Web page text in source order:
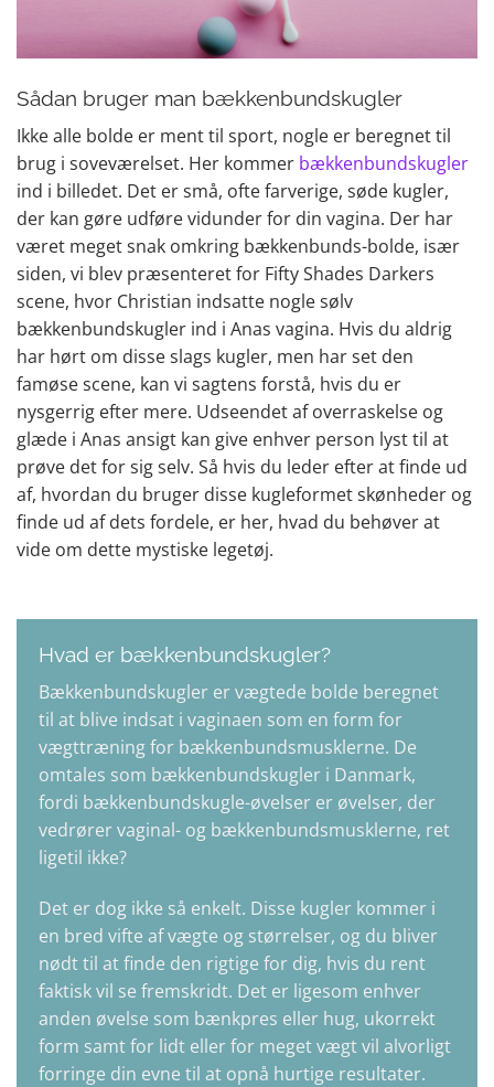
Sådan bruger man bækkenbundskugler
Ikke alle bolde er ment til sport, nogle er beregnet til
brug i soveværelset. Her kommer bækkenbundskugler
ind i billedet. Det er små, ofte farverige, søde kugler,
der kan gøre udføre vidunder for din vagina. Der har
været meget snak omkring bækkenbunds-bolde, især
siden, vi blev præsenteret for Fifty Shades Darkers
scene, hvor Christian indsatte nogle sølv
bækkenbundskugler ind i Anas vagina. Hvis du aldrig
har hørt om disse slags kugler, men har set den
famøse scene, kan vi sagtens forstå, hvis du er
nysgerrig efter mere. Udseendet af overraskelse og
glæde i Anas ansigt kan give enhver person lyst til at
prøve det for sig selv. Så hvis du leder efter at finde ud
af, hvordan du bruger disse kugleformet skønheder og
finde ud af dets fordele, er her, hvad du behøver at
vide om dette mystiske legetøj.
Hvad er bækkenbundskugler?
Bækkenbundskugler er vægtede bolde beregnet
til at blive indsat i vaginaen som en form for
vægttræning for bækkenbundsmusklerne. De
omtales som bækkenbundskugler i Danmark,
fordi bækkenbundskugle-øvelser er øvelser, der
vedrører vaginal- og bækkenbundsmusklerne, ret
ligetil ikke?
Det er dog ikke så enkelt. Disse kugler kommer i
en bred vifte af vægte og størrelser, og du bliver
nødt til at finde den rigtige for dig, hvis du rent
faktisk vil se fremskridt. Det er ligesom enhver
anden øvelse som bænkpres eller hug, ukorrekt
form samt for lidt eller for meget vægt vil alvorligt
forringe din evne til at opnå hurtige resultater.